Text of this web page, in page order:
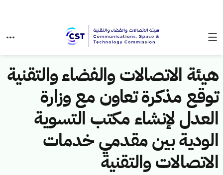
هيئة الاتصالات والفضاء والتقنية
توقع مذكرة تعاون مع وزارة
العدل لإنشاء مكتب التسوية
الودية بين مقدمي خدمات
الاتصالات والتقنية